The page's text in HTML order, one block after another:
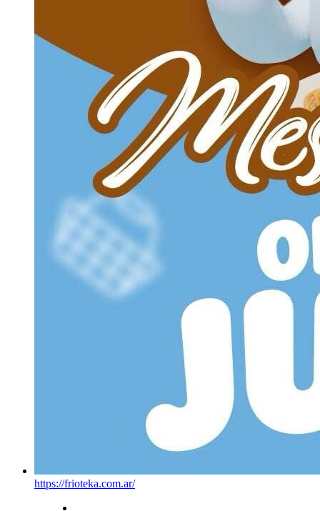
https://frioteka.com.ar/